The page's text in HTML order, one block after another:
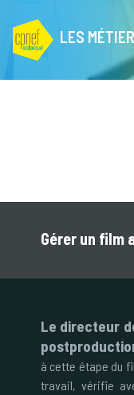
Gérer un film
Le directeur
à cette étape du
travail, vérifie
LES